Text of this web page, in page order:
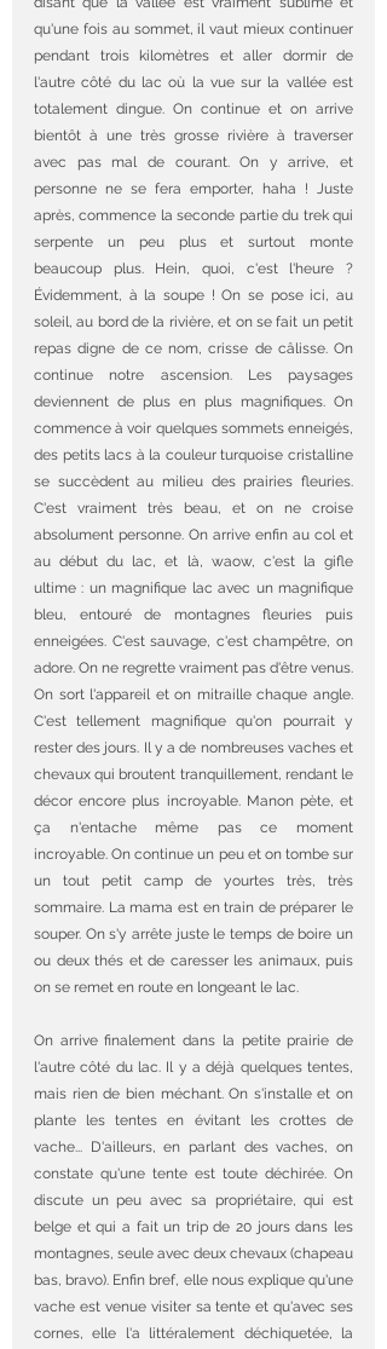
qu'une fois au sommet, il vaut mieux continuer
pendant trois kilomètres et aller dormir de
l'autre côté du lac où la vue sur la vallée est
totalement dingue. On continue et on arrive
bientôt à une très grosse rivière à traverser
avec pas mal de courant. On y arrive, et
personne ne se fera emporter, haha ! Juste
après, commence la seconde partie du trek qui
serpente un peu plus et surtout monte
beaucoup plus. Hein, quoi, c'est l'heure ?
Évidemment, à la soupe ! On se pose ici, au
soleil, au bord de la rivière, et on se fait un petit
repas digne de ce nom, crisse de câlisse. On
continue notre ascension. Les paysages
deviennent de plus en plus magnifiques. On
commence à voir quelques sommets enneigés,
des petits lacs à la couleur turquoise cristalline
se succèdent au milieu des prairies fleuries.
C'est vraiment très beau, et on ne croise
absolument personne. On arrive enfin au col et
au début du lac, et là, waow, c'est la gifle
ultime : un magnifique lac avec un magnifique
bleu, entouré de montagnes fleuries puis
enneigées. C'est sauvage, c'est champêtre, on
adore. On ne regrette vraiment pas d'être venus.
On sort l'appareil et on mitraille chaque angle.
C'est tellement magnifique qu'on pourrait y
rester des jours. Il y a de nombreuses vaches et
chevaux qui broutent tranquillement, rendant le
décor encore plus incroyable. Manon pète, et
ça n'entache même pas ce moment
incroyable. On continue un peu et on tombe sur
un tout petit camp de yourtes très, très
sommaire. La mama est en train de préparer le
souper. On s'y arrête juste le temps de boire un
ou deux thés et de caresser les animaux, puis
on se remet en route en longeant le lac.
On arrive finalement dans la petite prairie de
l'autre côté du lac. Il y a déjà quelques tentes,
mais rien de bien méchant. On s'installe et on
plante les tentes en évitant les crottes de
vache... D'ailleurs, en parlant des vaches, on
constate qu'une tente est toute déchirée. On
discute un peu avec sa propriétaire, qui est
belge et qui a fait un trip de 20 jours dans les
montagnes, seule avec deux chevaux (chapeau
bas, bravo). Enfin bref, elle nous explique qu'une
vache est venue visiter sa tente et qu'avec ses
cornes, elle l'a littéralement déchiquetée, la